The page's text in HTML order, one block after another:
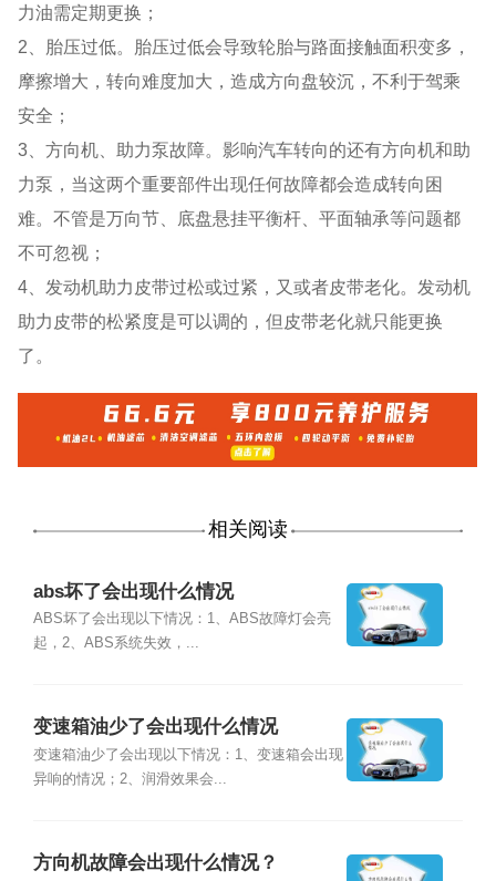
力油需定期更换；
2、胎压过低。胎压过低会导致轮胎与路面接触面积变多，
摩擦增大，转向难度加大，造成方向盘较沉，不利于驾乘
安全；
3、方向机、助力泵故障。影响汽车转向的还有方向机和助
力泵，当这两个重要部件出现任何故障都会造成转向困
难。不管是万向节、底盘悬挂平衡杆、平面轴承等问题都
不可忽视；
4、发动机助力皮带过松或过紧，又或者皮带老化。发动机
助力皮带的松紧度是可以调的，但皮带老化就只能更换
了。
相关阅读
abs坏了会出现什么情况
ABS坏了会出现以下情况：1、ABS故障灯会亮
起，2、ABS系统失效，...
变速箱油少了会出现什么情况
变速箱油少了会出现以下情况：1、变速箱会出现
异响的情况；2、润滑效果会...
方向机故障会出现什么情况？